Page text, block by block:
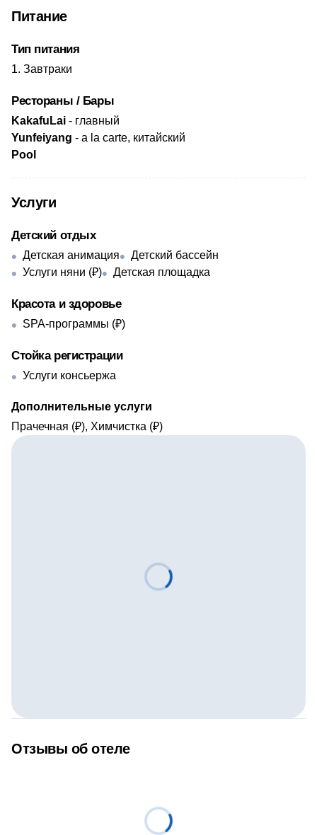
Питание
Тип питания
Завтраки
Рестораны / Бары
​KakafuLai - главный
Yunfeiyang - a la carte, китайский
​Pool
Услуги
Детский отдых
Детская анимация
Детский бассейн
Услуги няни (₽)
Детская площадка
Красота и здоровье
SPA-программы (₽)
Стойка регистрации
Услуги консьержа
Дополнительные услуги
Прачечная (₽), Химчистка (₽)
Отзывы об отеле